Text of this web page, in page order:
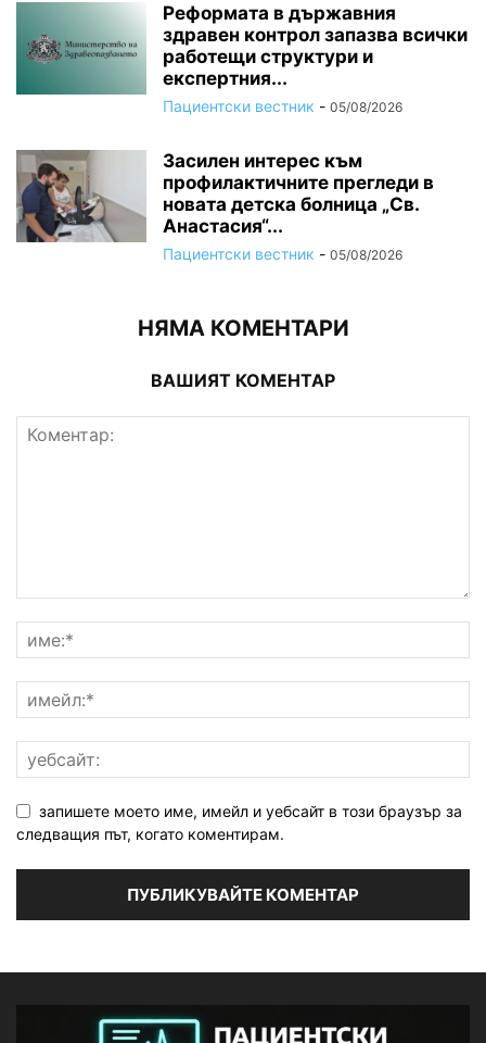
Реформата в държавния
здравен контрол запазва всички
работещи структури и
експертния...
Пациентски вестник - 05/08/2026
Засилен интерес към
профилактичните прегледи в
новата детска болница „Св.
Анастасия“...
Пациентски вестник - 05/08/2026
НЯМА КОМЕНТАРИ
ВАШИЯТ КОМЕНТАР
запишете моето име, имейл и уебсайт в този браузър за
следващия път, когато коментирам.